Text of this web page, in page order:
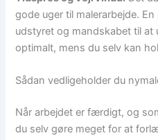
gode uger til malerarbejde.
udstyret og mandskabet til at
optimalt, mens du selv kan
Sådan vedligeholder du
Når arbejdet er færdigt, og
du selv gøre meget for at